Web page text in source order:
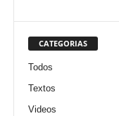
CATEGORIAS
Todos
Textos
Videos